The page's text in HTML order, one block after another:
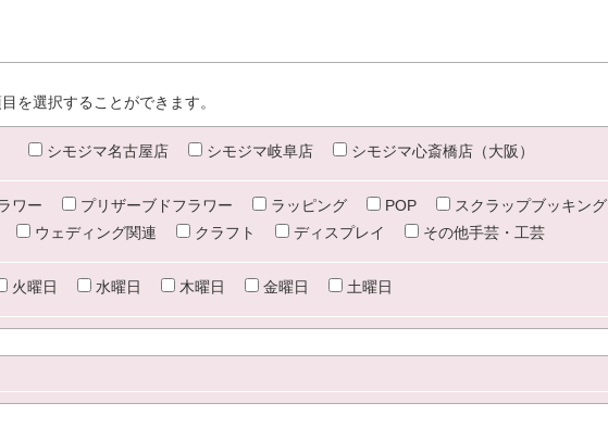
を選択することができます。
シモジマ名古屋店 シモジマ岐阜店 シモジマ心斎橋店（大阪）
ワー プリザーブドフラワー ラッピング POP
スクラップブッキング
ウェディング関連 クラフト ディスプレイ その他手芸・工芸
火曜日 水曜日 木曜日 金曜日 土曜日